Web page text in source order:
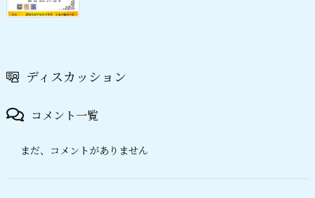
ディスカッション
コメント一覧
まだ、コメントがありません